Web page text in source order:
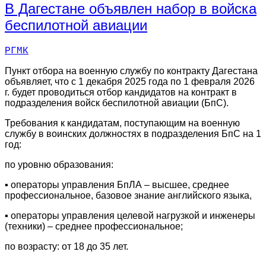
В Дагестане объявлен набор в войска
беспилотной авиации
РГМК
Пункт отбора на военную службу по контракту Дагестана
объявляет, что с 1 декабря 2025 года по 1 февраля 2026
г. будет проводиться отбор кандидатов на контракт в
подразделения войск беспилотной авиации (БпС).
Требования к кандидатам, поступающим на военную
службу в воинских должностях в подразделения БпС на 1
год:
по уровню образования:
▪ операторы управления БпЛА – высшее, среднее
профессиональное, базовое знание английского языка,
▪ операторы управления целевой нагрузкой и инженеры
(техники) – среднее профессиональное;
по возрасту: от 18 до 35 лет.